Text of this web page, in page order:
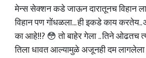
मेन्स सेक्शन कडे जाऊन दारातूनच विहान ला
विहान पण गोंधळला... ही इकडे काय
का आहे!!? 😳 तो बाहेर गेला .. तिने ओढतच
तिला धावत आल्यामुळे अजूनही दम लागलेला